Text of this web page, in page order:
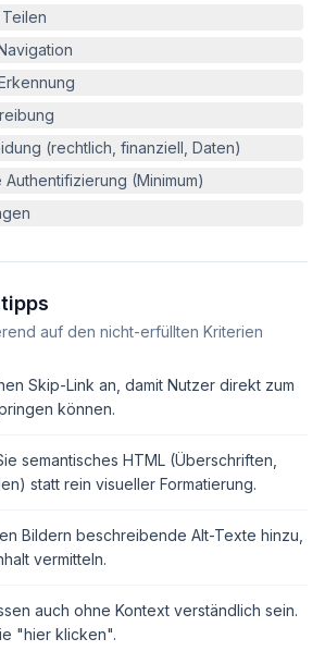
(rechtlich, finanziell, Daten)
(Minimum)
auf den nicht-erfüllten Kriterien
Skip-Link an, damit Nutzer direkt zum
können.
semantisches HTML (Überschriften,
statt rein visueller Formatierung.
Bildern beschreibende Alt-Texte hinzu,
vermitteln.
auch ohne Kontext verständlich sein.
"hier klicken".